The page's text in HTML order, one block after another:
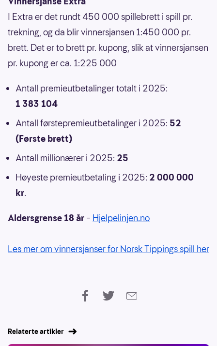
I Extra er det rundt 450 000 spillebrett i spill pr.
trekning, og da blir vinnersjansen 1:450 000 pr.
brett. Det er to brett pr. kupong, slik at vinnersjansen
pr. kupong er ca. 1:225 000
Antall premieutbetalinger totalt i 2025:
1 383 104
Antall førstepremieutbetalinger i 2025: 52
(Første brett)
Antall millionærer i 2025: 25
Høyeste premieutbetaling i 2025: 2 000 000
kr.
Aldersgrense 18 år – Hjelpelinjen.no
Les mer om vinnersjanser for Norsk Tippings spill her
Relaterte artikler